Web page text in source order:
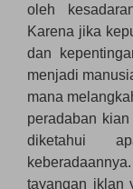
oleh
Karena jika
dan
menjadi
mana
peradaban
diketahui
tayangan iklan